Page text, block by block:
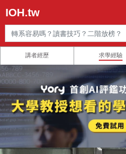
IOH.tw
講者經歷 求學經驗